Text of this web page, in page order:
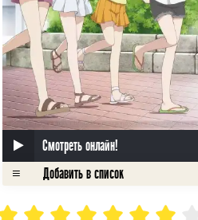
Смотреть онлайн!